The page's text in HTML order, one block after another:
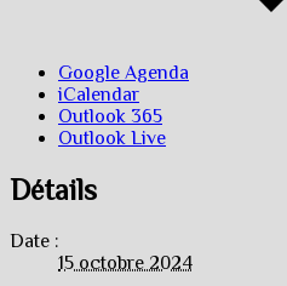
Google Agenda
iCalendar
Outlook 365
Outlook Live
Détails
Date :
15 octobre 2024